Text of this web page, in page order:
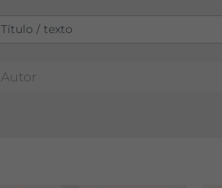
Autor